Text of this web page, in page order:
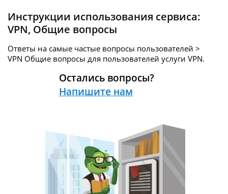
Инструкции использования сервиса:
VPN, Общие вопросы
Ответы на самые частые вопросы пользователей >
VPN Общие вопросы для пользователей услуги VPN.
Остались вопросы?
Напишите нам